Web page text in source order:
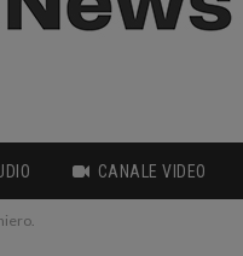
CANALE VIDEO